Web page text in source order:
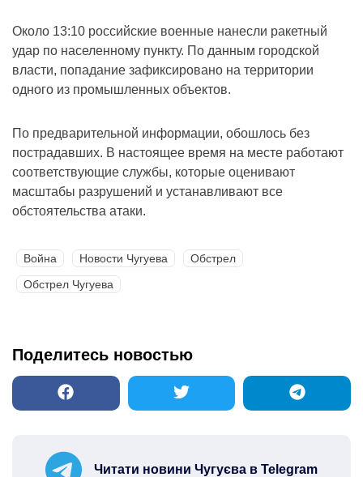
Около 13:10 российские военные нанесли ракетный
удар по населенному пункту. По данным городской
власти, попадание зафиксировано на территории
одного из промышленных объектов.
По предварительной информации, обошлось без
пострадавших. В настоящее время на месте работают
соответствующие службы, которые оценивают
масштабы разрушений и устанавливают все
обстоятельства атаки.
Война Новости Чугуева
Обстрел
Обстрел Чугуева
Поделитесь новостью
Читати новини Чугуєва в Telegram